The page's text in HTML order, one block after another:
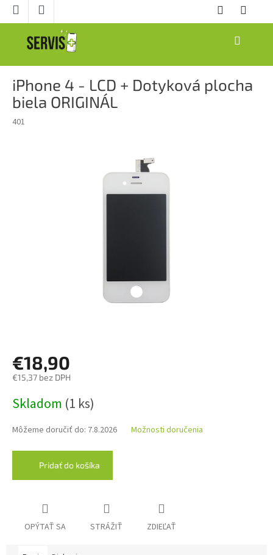
Prejsť
NÁKUPNÝ
iPhone 4 - LCD + Dotyková plocha
biela ORIGINÁL
401
€18,90
€15,37 bez DPH
cena:
Skladom (1 ks)
Môžeme doručiť do: 7.8.2026 Možnosti doručenia
Pridať do košíka
OPÝTAŤ SA STRÁŽIŤ ZDIEĽAŤ